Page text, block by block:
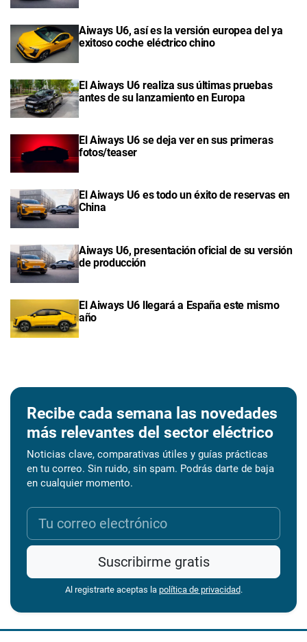
Aiways U6, así es la versión europea del ya
exitoso coche eléctrico chino
El Aiways U6 realiza sus últimas pruebas
antes de su lanzamiento en Europa
El Aiways U6 se deja ver en sus primeras
fotos/teaser
El Aiways U6 es todo un éxito de reservas en
China
Aiways U6, presentación oficial de su versión
de producción
El Aiways U6 llegará a España este mismo
año
Recibe cada semana las novedades
más relevantes del sector eléctrico
Noticias clave, comparativas útiles y guías prácticas
en tu correo. Sin ruido, sin spam. Podrás darte de baja
en cualquier momento.
Suscribirme gratis
Al registrarte aceptas la política de privacidad.